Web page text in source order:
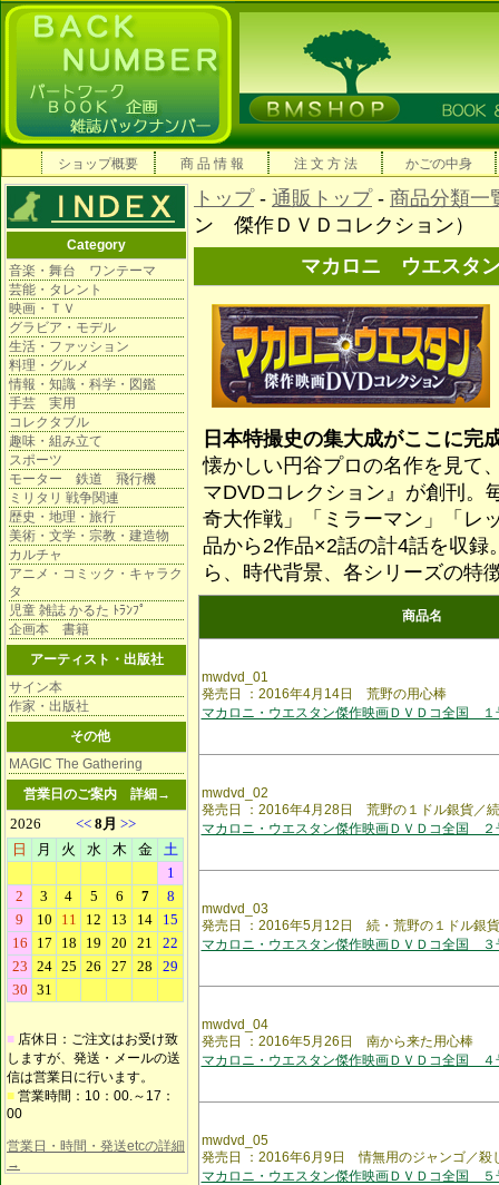
ショップ概要 商 品 情 報 注 文 方 法 かごの中身
Category
音楽・舞台 ワンテーマ
芸能・タレント
映画・ＴＶ
グラビア・モデル
生活・ファッション
料理・グルメ
情報・知識・科学・図鑑
手芸 実用
コレクタブル
趣味・組み立て
スポーツ
モーター 鉄道 飛行機
ミリタリ 戦争関連
歴史・地理・旅行
美術・文学・宗教・建造物
カルチャ
アニメ・コミック・キャラク
タ
児童 雑誌 かるた ﾄﾗﾝﾌﾟ
企画本 書籍
アーティスト・出版社
サイン本
作家・出版社
その他
MAGIC The Gathering
営業日のご案内 詳細→
■ 店休日：ご注文はお受け致
しますが、発送・メールの送
信は営業日に行います。
■ 営業時間：10：00.～17：
00
営業日・時間・発送etcの詳細
→
トップ- 通販トップ- 商品分類一
ン 傑作ＤＶＤコレクション）
マカロニ ウエスタ
日本特撮史の集大成がここに完
懐かしい円谷プロの名作を見て
マDVDコレクション』が創刊。
奇大作戦」「ミラーマン」「レ
品から2作品×2話の計4話を収
ら、時代背景、各シリーズの特
商品名
mwdvd_01
発売日 ：2016年4月14日 荒野の用心棒
マカロニ・ウエスタン傑作映画ＤＶＤコ全国 １
mwdvd_02
発売日 ：2016年4月28日 荒野の１ドル銀貨／
マカロニ・ウエスタン傑作映画ＤＶＤコ全国 ２
mwdvd_03
発売日 ：2016年5月12日 続・荒野の１ドル銀
マカロニ・ウエスタン傑作映画ＤＶＤコ全国 ３
mwdvd_04
発売日 ：2016年5月26日 南から来た用心
マカロニ・ウエスタン傑作映画ＤＶＤコ全国 ４
mwdvd_05
発売日 ：2016年6月9日 情無用のジャンゴ／殺
マカロニ・ウエスタン傑作映画ＤＶＤコ全国 ５